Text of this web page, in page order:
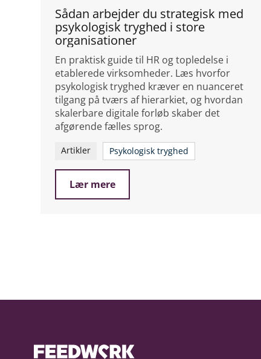
Sådan arbejder du strategisk med
psykologisk tryghed i store
organisationer
En praktisk guide til HR og topledelse i
etablerede virksomheder. Læs hvorfor
psykologisk tryghed kræver en nuanceret
tilgang på tværs af hierarkiet, og hvordan
skalerbare digitale forløb skaber det
afgørende fælles sprog.
Artikler Psykologisk tryghed
Lær mere